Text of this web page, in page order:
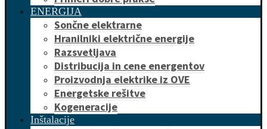
ENERGIJA
Sončne elektrarne
Hranilniki električne energije
Razsvetljava
Distribucija in cene energentov
Proizvodnja elektrike iz OVE
Energetske rešitve
Kogeneracije
Inštalacije